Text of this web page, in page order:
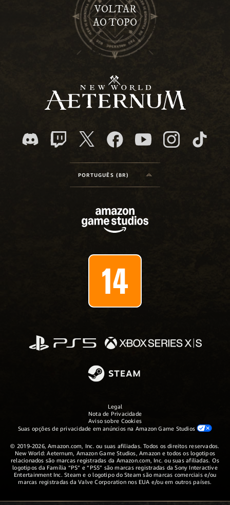
VOLTAR
AO TOPO
PORTUGUÊS (BR)
Legal
Nota de Privacidade
Aviso sobre Cookies
Suas opções de privacidade em anúncios na Amazon Game Studios
© 2019-2026, Amazon.com, Inc. ou suas afiliadas. Todos os direitos reservados.
New World: Aeternum, Amazon Game Studios, Amazon e todos os logotipos
relacionados são marcas registradas da Amazon.com, Inc. ou suas afiliadas. Os
logotipos da Família “PS” e “PS5” são marcas registradas da Sony Interactive
Entertainment Inc. Steam e o logotipo do Steam são marcas comerciais e/ou
marcas registradas da Valve Corporation nos EUA e/ou em outros países.